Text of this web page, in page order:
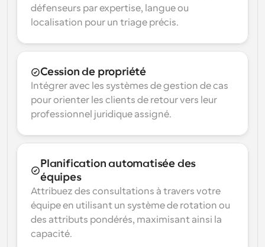
défenseurs par expertise, langue ou
localisation pour un triage précis.
Cession de propriété
Intégrer avec les systèmes de gestion de cas
pour orienter les clients de retour vers leur
professionnel juridique assigné.
Planification automatisée des
équipes
Attribuez des consultations à travers votre
équipe en utilisant un système de rotation ou
des attributs pondérés, maximisant ainsi la
capacité.